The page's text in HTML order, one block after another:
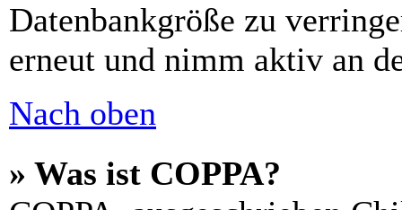
Datenbankgröße zu
erneut und nimm aktiv an
Nach oben
» Was ist COPPA?